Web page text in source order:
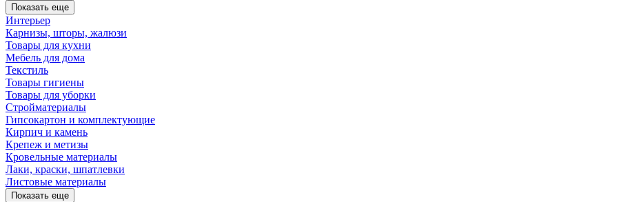
Показать еще
Интерьер
Карнизы, шторы, жалюзи
Товары для кухни
Мебель для дома
Текстиль
Товары гигиены
Товары для уборки
Стройматериалы
Гипсокартон и комплектующие
Кирпич и камень
Крепеж и метизы
Кровельные материалы
Лаки, краски, шпатлевки
Листовые материалы
Показать еще